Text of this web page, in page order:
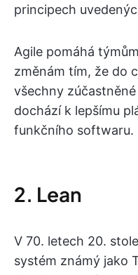
principech
Agile pomáhá
změnám tím, že do
všechny
dochází k lepšímu
funkčního softwaru.
2. Lean
V 70. letech 20.
systém známý jako